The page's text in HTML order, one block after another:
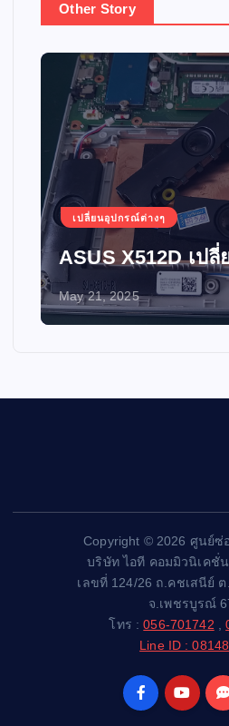
Other Story
เปลี่ยนอุปกรณ์ต่างๆ
ASUS X512D เป
May 21, 2025
Copyright © 2026 ศูนย์
บริษัท ไอที คอมมิวนิเคชั่
เลขที่ 124/26 ถ.คชเสนีย์
จ.เพชรบูรณ์
โทร :056-701742 ,
Line ID :